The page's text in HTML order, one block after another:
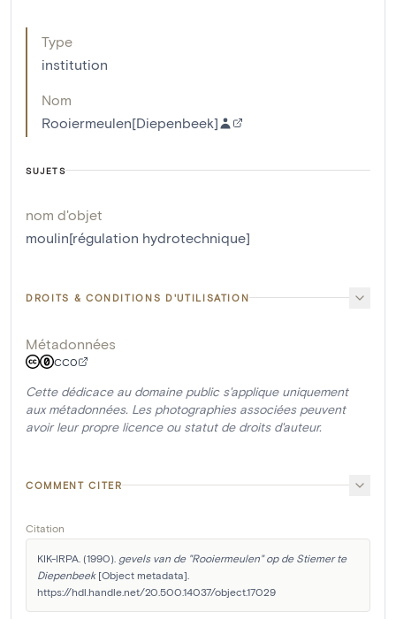
Type
institution
Nom
Rooiermeulen[Diepenbeek]
SUJETS
nom d'objet
moulin[régulation hydrotechnique]
DROITS & CONDITIONS D'UTILISATION
Métadonnées
CC0
Cette dédicace au domaine public s'applique uniquement
aux métadonnées. Les photographies associées peuvent
avoir leur propre licence ou statut de droits d'auteur.
COMMENT CITER
Citation
KIK-IRPA. (1990). gevels van de "Rooiermeulen" op de Stiemer te
Diepenbeek [Object metadata].
https://hdl.handle.net/20.500.14037/object.17029